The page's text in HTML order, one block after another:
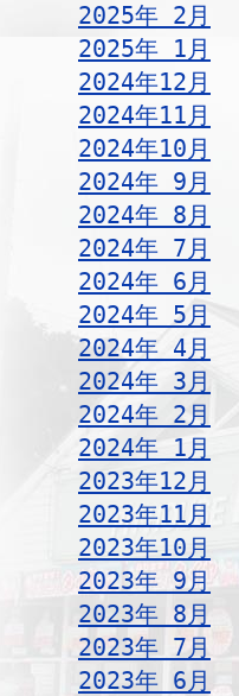
2025年 2月
2025年 1月
2024年12月
2024年11月
2024年10月
2024年 9月
2024年 8月
2024年 7月
2024年 6月
2024年 5月
2024年 4月
2024年 3月
2024年 2月
2024年 1月
2023年12月
2023年11月
2023年10月
2023年 9月
2023年 8月
2023年 7月
2023年 6月